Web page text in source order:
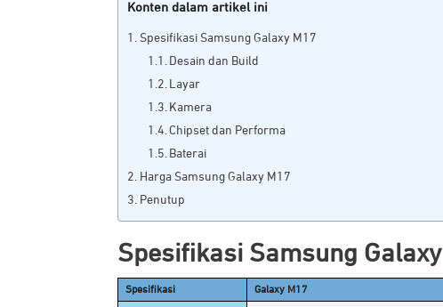
Konten dalam artikel ini
Spesifikasi Samsung Galaxy M17
Desain dan Build
Layar
Kamera
Chipset dan Performa
Baterai
Harga Samsung Galaxy M17
Penutup
Spesifikasi Samsung
Spesifikasi Galaxy M17